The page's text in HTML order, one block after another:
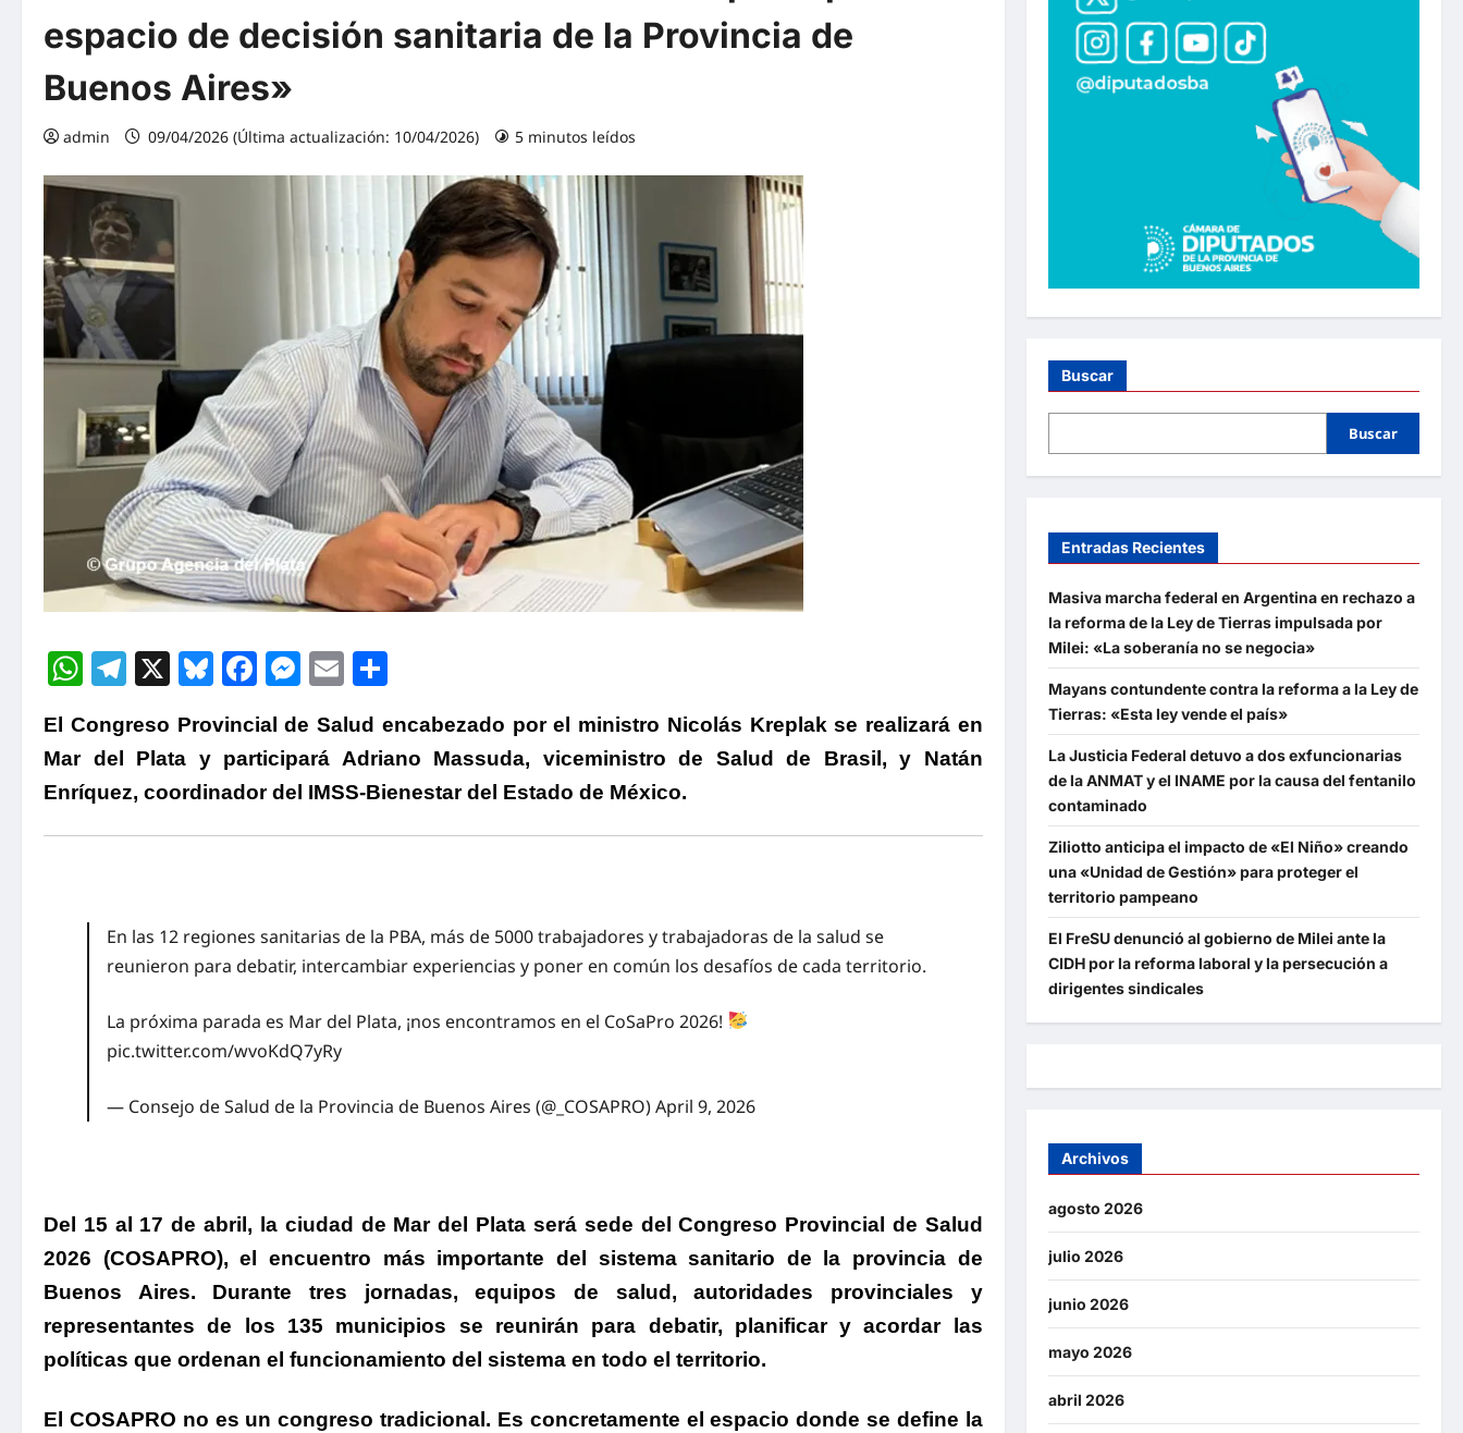
espacio de decisión sanitaria de la Provincia de
Buenos Aires»
admin 09/04/2026 (Última actualización: 10/04/2026) 5 minutos leídos
WhatsApp
Telegram
X Bluesky
Facebook
Messenger
Email
El Congreso Provincial de Salud encabezado por el ministro Nicolás Kreplak se realizará en
Mar del Plata y participará Adriano Massuda, viceministro de Salud de Brasil, y Natán
Enríquez, coordinador del IMSS-Bienestar del Estado de México.
En las 12 regiones sanitarias de la PBA, más de 5000 trabajadores y trabajadoras de la salud se
reunieron para debatir, intercambiar experiencias y poner en común los desafíos de cada territorio.
La próxima parada es Mar del Plata, ¡nos encontramos en el CoSaPro 2026!
pic.twitter.com/wvoKdQ7yRy
— Consejo de Salud de la Provincia de Buenos Aires (@_COSAPRO)April 9, 2026
Del 15 al 17 de abril, la ciudad de Mar del Plata será sede del Congreso Provincial de Salud
2026 (COSAPRO), el encuentro más importante del sistema sanitario de la provincia de
Buenos Aires. Durante tres jornadas, equipos de salud, autoridades provinciales y
representantes de los 135 municipios se reunirán para debatir, planificar y acordar las
políticas que ordenan el funcionamiento del sistema en todo el territorio.
El COSAPRO no es un congreso tradicional. Es concretamente el espacio donde se define la
Buscar
Buscar
Entradas Recientes
Masiva marcha federal en Argentina en rechazo a
la reforma de la Ley de Tierras impulsada por
Milei: «La soberanía no se negocia»
Mayans contundente contra la reforma a la Ley de
Tierras: «Esta ley vende el país»
La Justicia Federal detuvo a dos exfuncionarias
de la ANMAT y el INAME por la causa del fentanilo
contaminado
Ziliotto anticipa el impacto de «El Niño» creando
una «Unidad de Gestión» para proteger el
territorio pampeano
El FreSU denunció al gobierno de Milei ante la
CIDH por la reforma laboral y la persecución a
dirigentes sindicales
Archivos
agosto 2026
julio 2026
junio 2026
mayo 2026
abril 2026